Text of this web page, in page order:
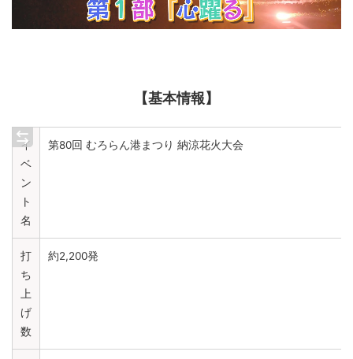
【基本情報】
イ
ベ
ン
ト
名
第80回 むろらん港まつり 納涼花火大会
打
ち
上
げ
数
約2,200発